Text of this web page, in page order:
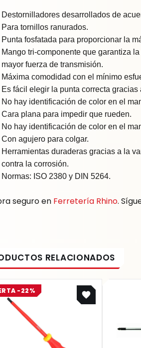
Destornilladores desarrollados de
Para tornillos ranurados.
Punta fosfatada para proporcionar la
Mango tri-componente que garantiza
mayor fuerza de transmisión.
Máxima comodidad con el mínimo
Es fácil elegir la punta correcta
No hay identificación de color en el
Cara plana para impedir que rueden.
No hay identificación de color en el
Con agujero para colgar.
Herramientas duraderas gracias a la
contra la corrosión.
Normas: ISO 2380 y DIN 5264.
seguro en Ferretería Rhino.
-22%
Original
price
Current
price